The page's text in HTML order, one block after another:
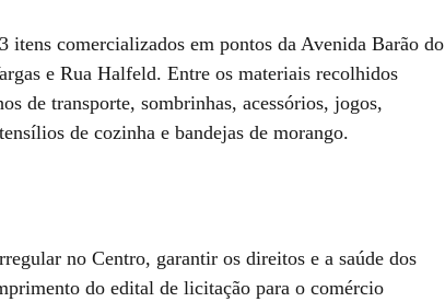
itens comercializados em pontos da Avenida Barão do
e Rua Halfeld. Entre os materiais recolhidos
de transporte, sombrinhas, acessórios, jogos,
de cozinha e bandejas de morango.
no Centro, garantir os direitos e a saúde dos
do edital de licitação para o comércio